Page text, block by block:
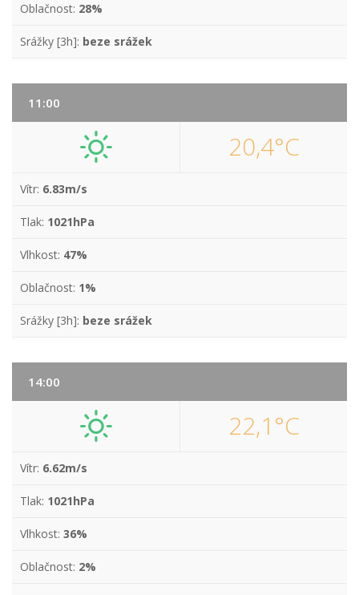
Oblačnost: 28%
Srážky [3h]: beze srážek
11:00
20,4°C
Vítr: 6.83m/s
Tlak: 1021hPa
Vlhkost: 47%
Oblačnost: 1%
Srážky [3h]: beze srážek
14:00
22,1°C
Vítr: 6.62m/s
Tlak: 1021hPa
Vlhkost: 36%
Oblačnost: 2%